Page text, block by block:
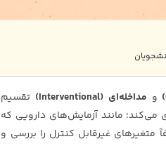
و مداخله‌ای (Interventional)
تقسیم
مانند آزمایش‌های دارویی که
متغیرهای غیرقابل کنترل را بررسی و